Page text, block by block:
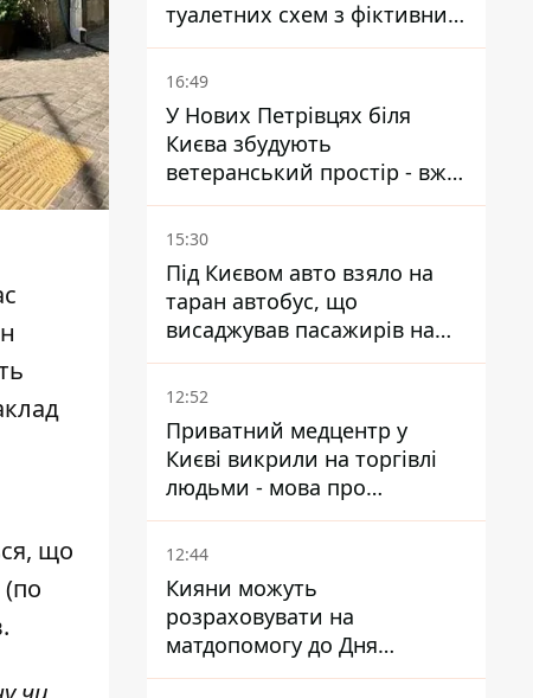
що
(по
туалетних схем з фіктивним
будинком
16:49
У Нових Петрівцях біля
Києва збудують
ветеранський простір - вже
знайшли проєктанта
15:30
Під Києвом авто взяло на
таран автобус, що
висаджував пасажирів на
зупинці - пасажирка в
лікарні
12:52
Приватний медцентр у
Києві викрили на торгівлі
людьми - мова про
сурогатне материнство
12:44
Кияни можуть
розраховувати на
матдопомогу до Дня
незалежності - кому її